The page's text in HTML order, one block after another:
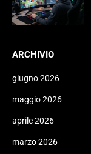
ARCHIVIO
giugno 2026
maggio 2026
aprile 2026
marzo 2026